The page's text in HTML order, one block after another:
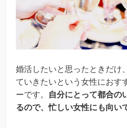
婚活したいと思ったときだけ
ていきたいという女性におす
ーです。
自分にとって都合の
るので、忙しい女性にも向い